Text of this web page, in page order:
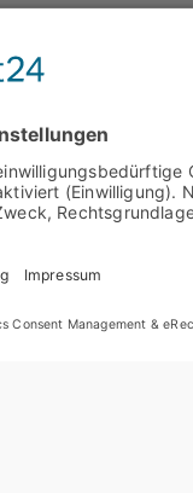
Web­site. Durch
über den
Infor­ma­tio­nen